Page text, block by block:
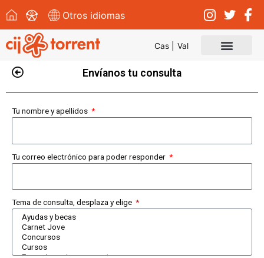
Otros idiomas
Cas | Val
Envíanos tu consulta
Tu nombre y apellidos
Tu correo electrónico para poder responder
Tema de consulta, desplaza y elige